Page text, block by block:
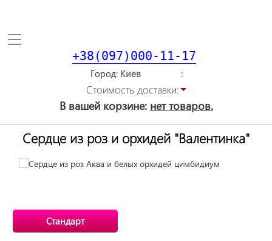
Toggle
+38(097)000-11-17
Город
Стоимость доставки:
В вашей корзине: нет товаров.
Сердце из роз и орхидей "Валентинка"
Стандарт